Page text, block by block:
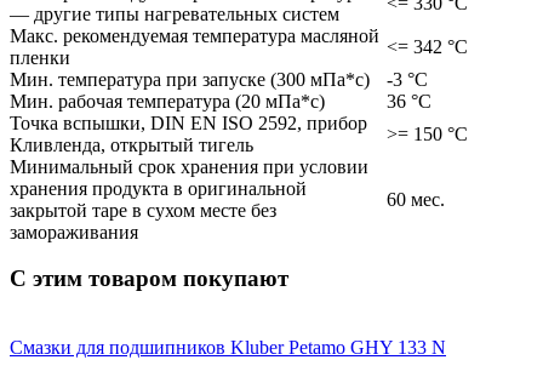
— другие типы нагревательных систем
Макс. рекомендуемая температура масляной
пленки
<= 342 °С
Мин. температура при запуске (300 мПа*с)
-3 °С
Мин. рабочая температура (20 мПа*с)
36 °С
Точка вспышки, DIN EN ISO 2592, прибор
Кливленда, открытый тигель
>= 150 °С
Минимальный срок хранения при условии
хранения продукта в оригинальной
закрытой таре в сухом месте без
замораживания
60 мес.
С этим товаром покупают
Смазки для подшипников Kluber Petamo GHY 133 N